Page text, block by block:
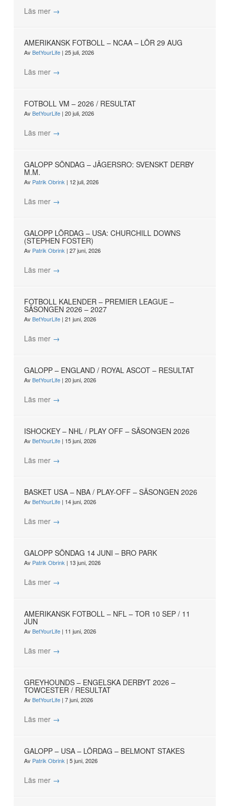
Läs mer →
AMERIKANSK FOTBOLL – NCAA – LÖR 29 AUG
AvBetYourLife | 25 juli, 2026
Läs mer →
FOTBOLL VM – 2026 / RESULTAT
AvBetYourLife | 20 juli, 2026
Läs mer →
GALOPP SÖNDAG – JÄGERSRO: SVENSKT DERBY
M.M.
Av Patrik Obrink | 12 juli, 2026
Läs mer →
GALOPP LÖRDAG – USA: CHURCHILL DOWNS
(STEPHEN FOSTER)
Av Patrik Obrink | 27 juni, 2026
Läs mer →
FOTBOLL KALENDER – PREMIER LEAGUE –
SÄSONGEN 2026 – 2027
AvBetYourLife | 21 juni, 2026
Läs mer →
GALOPP – ENGLAND / ROYAL ASCOT – RESULTAT
AvBetYourLife | 20 juni, 2026
Läs mer →
ISHOCKEY – NHL / PLAY OFF – SÄSONGEN 2026
AvBetYourLife | 15 juni, 2026
Läs mer →
BASKET USA – NBA / PLAY-OFF – SÄSONGEN 2026
AvBetYourLife | 14 juni, 2026
Läs mer →
GALOPP SÖNDAG 14 JUNI – BRO PARK
Av Patrik Obrink | 13 juni, 2026
Läs mer →
AMERIKANSK FOTBOLL – NFL – TOR 10 SEP / 11
JUN
AvBetYourLife | 11 juni, 2026
Läs mer →
GREYHOUNDS – ENGELSKA DERBYT 2026 –
TOWCESTER / RESULTAT
AvBetYourLife | 7 juni, 2026
Läs mer →
GALOPP – USA – LÖRDAG – BELMONT STAKES
Av Patrik Obrink | 5 juni, 2026
Läs mer →